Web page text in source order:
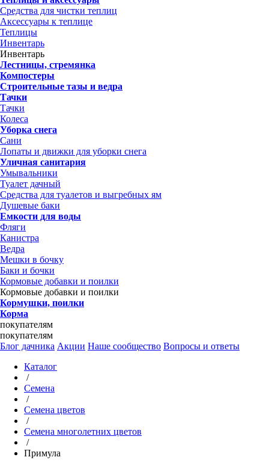
Средства для чистки теплиц
Аксессуары к теплице
Теплицы
Инвентарь
Инвентарь
Лестницы, стремянка
Компостеры
Строительные тазы и ведра
Тачки
Тачки
Колеса
Уборка снега
Сани
Лопаты и движки для уборки снега
Уличная санитария
Умывальники
Туалет дачный
Средства для туалетов и выгребных ям
Душевые баки
Емкости для воды
Фляги
Канистра
Ведра
Мешки в бочку
Баки и бочки
Кормовые добавки и поилки
Кормовые добавки и поилки
Кормушки, поилки
Корма
покупателям
покупателям
Блог дачника Акции Наше сообщество Вопросы и ответы
Каталог
/
Семена
/
Семена цветов
/
Семена многолетних цветов
/
Примула